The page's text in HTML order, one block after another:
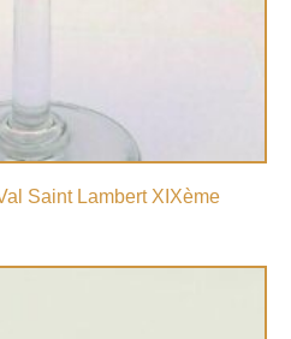
Saint Lambert XIXème